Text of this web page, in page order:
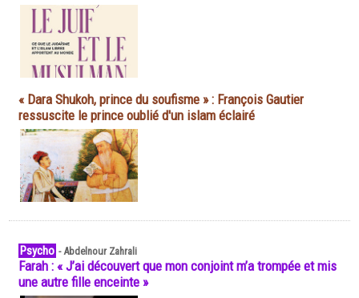
« Dara Shukoh, prince du soufisme » : François Gautier
ressuscite le prince oublié d'un islam éclairé
Psycho -Abdelnour Zahrali
Farah : « J’ai découvert que mon conjoint m’a trompée et mis
une autre fille enceinte »